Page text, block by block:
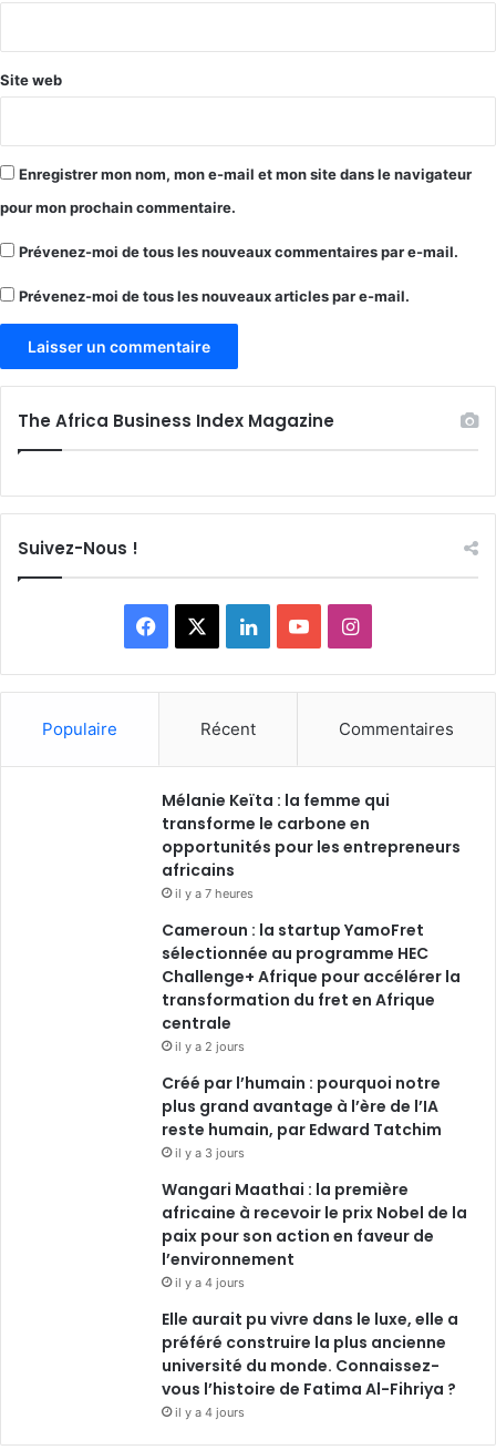
Site web
Enregistrer mon nom, mon e-mail et mon site dans le navigateur
pour mon prochain commentaire.
Prévenez-moi de tous les nouveaux commentaires par e-mail.
Prévenez-moi de tous les nouveaux articles par e-mail.
The Africa Business Index Magazine
Suivez-Nous !
Facebook LinkedinYouTubeInstagram
Populaire Récent Commentaires
Mélanie Keïta : la femme qui
transforme le carbone en
opportunités pour les entrepreneurs
africains
il y a 7 heures
Cameroun : la startup YamoFret
sélectionnée au programme HEC
Challenge+ Afrique pour accélérer la
transformation du fret en Afrique
centrale
il y a 2 jours
Créé par l’humain : pourquoi notre
plus grand avantage à l’ère de l’IA
reste humain, par Edward Tatchim
il y a 3 jours
Wangari Maathai : la première
africaine à recevoir le prix Nobel de la
paix pour son action en faveur de
l’environnement
il y a 4 jours
Elle aurait pu vivre dans le luxe, elle a
préféré construire la plus ancienne
université du monde. Connaissez-
vous l’histoire de Fatima Al-Fihriya ?
il y a 4 jours